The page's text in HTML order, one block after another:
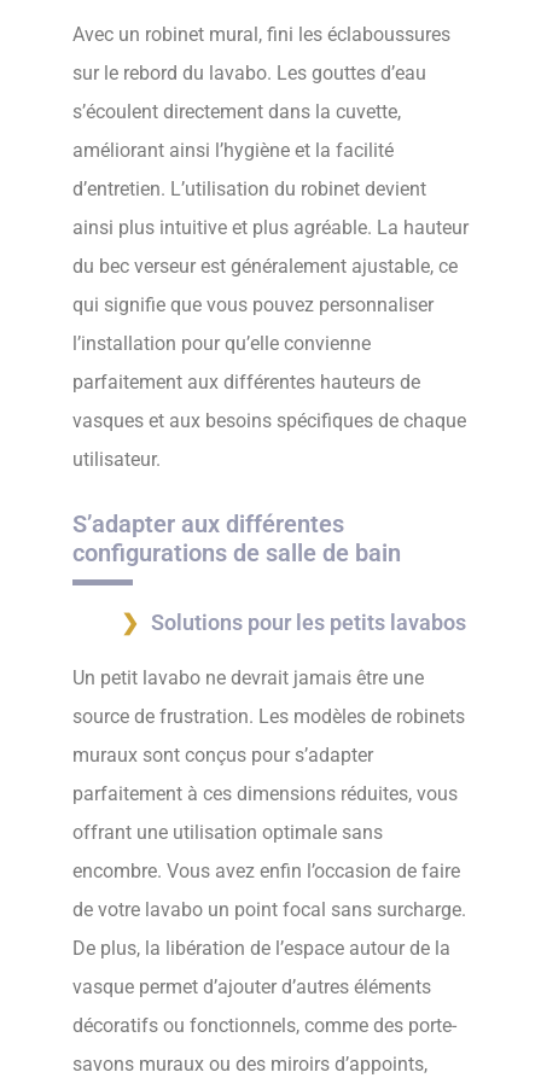
Avec un robinet mural, fini les éclaboussures
sur le rebord du lavabo. Les gouttes d’eau
s’écoulent directement dans la cuvette,
améliorant ainsi l’hygiène et la facilité
d’entretien. L’utilisation du robinet devient
ainsi plus intuitive et plus agréable. La hauteur
du bec verseur est généralement ajustable, ce
qui signifie que vous pouvez personnaliser
l’installation pour qu’elle convienne
parfaitement aux différentes hauteurs de
vasques et aux besoins spécifiques de chaque
utilisateur.
S’adapter aux différentes
configurations de salle de bain
Solutions pour les petits lavabos
Un petit lavabo ne devrait jamais être une
source de frustration. Les modèles de robinets
muraux sont conçus pour s’adapter
parfaitement à ces dimensions réduites, vous
offrant une utilisation optimale sans
encombre. Vous avez enfin l’occasion de faire
de votre lavabo un point focal sans surcharge.
De plus, la libération de l’espace autour de la
vasque permet d’ajouter d’autres éléments
décoratifs ou fonctionnels, comme des porte-
savons muraux ou des miroirs d’appoints,